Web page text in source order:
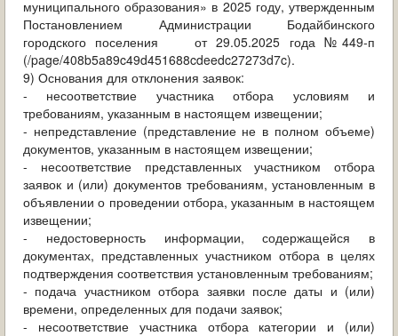
муниципального образования» в 2025 году, утвержденным
Постановлением Администрации Бодайбинского
городского поселения от 29.05.2025 года №449-п
(/page/408b5a89c49d451688cdeedc27273d7c).
9) Основания для отклонения заявок:
- несоответствие участника отбора условиям и
требованиям, указанным в настоящем извещении;
- непредставление (представление не в полном объеме)
документов, указанным в настоящем извещении;
- несоответствие представленных участником отбора
заявок и (или) документов требованиям, установленным в
объявлении о проведении отбора, указанным в настоящем
извещении;
- недостоверность информации, содержащейся в
документах, представленных участником отбора в целях
подтверждения соответствия установленным требованиям;
- подача участником отбора заявки после даты и (или)
времени, определенных для подачи заявок;
- несоответствие участника отбора категории и (или)